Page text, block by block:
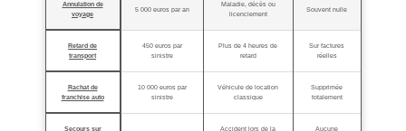
Annulation de
voyage
5 000 euros par an
Maladie, décès ou
licenciement
Souvent nulle
Retard de
transport
450 euros par
sinistre
Plus de 4 heures de
retard
Sur factures
réelles
Rachat de
franchise auto
10 000 euros par
sinistre
Véhicule de location
classique
Supprimée
totalement
Secours sur
Accident lors de la
Aucune